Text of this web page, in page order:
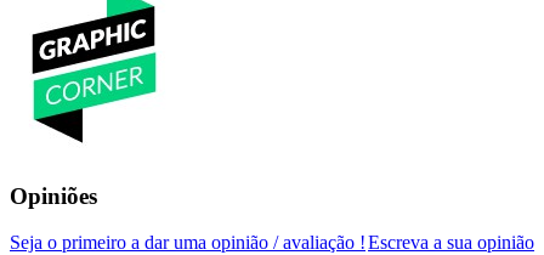
Opiniões
Escreva a sua opinião
Seja o primeiro a dar uma opinião / avaliação !